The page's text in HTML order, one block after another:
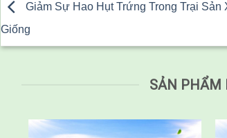
Giảm Sự Hao Hụt Trứng Trong Trại Sản
Giống
SẢN PHẨM